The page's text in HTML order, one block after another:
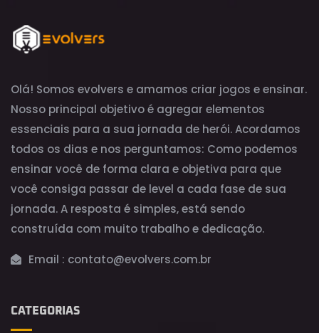
Olá! Somos evolvers e amamos criar jogos e ensinar.
Nosso principal objetivo é agregar elementos
essenciais para a sua jornada de herói. Acordamos
todos os dias e nos perguntamos: Como podemos
ensinar você de forma clara e objetiva para que
você consiga passar de level a cada fase de sua
jornada. A resposta é simples, está sendo
construída com muito trabalho e dedicação.
Email : contato@evolvers.com.br
CATEGORIAS